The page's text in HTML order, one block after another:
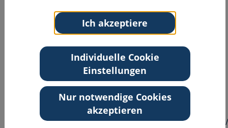
Ich akzeptiere
Individuelle Cookie
Einstellungen
Nur notwendige Cookies
akzeptieren
Schmerztagesklinik Klinikum Fürth
Jakob-Henle-Str. 1
90766 Fürth
Tel: 0911-7580 9715
christoph.wolfrum@klinikum-fuerth.de
https://www.klinikum-
fuerth.de/de/medizin/